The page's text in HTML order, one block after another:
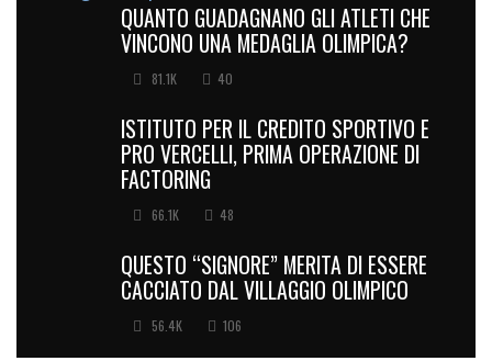
QUANTO GUADAGNANO GLI ATLETI CHE
VINCONO UNA MEDAGLIA OLIMPICA?
81.1K 40
ISTITUTO PER IL CREDITO SPORTIVO E
PRO VERCELLI, PRIMA OPERAZIONE DI
FACTORING
66.1K 48
QUESTO “SIGNORE” MERITA DI ESSERE
CACCIATO DAL VILLAGGIO OLIMPICO
56.4K 106